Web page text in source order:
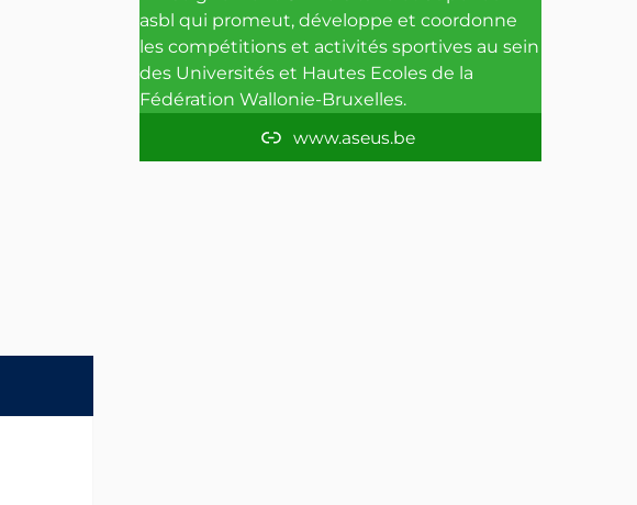
o
k
r
a
m
e
asbl qui promeut, développe et coordonne
les compétitions et activités sportives au sein
des Universités et Hautes Ecoles de la
Fédération Wallonie-Bruxelles.
www.aseus.be